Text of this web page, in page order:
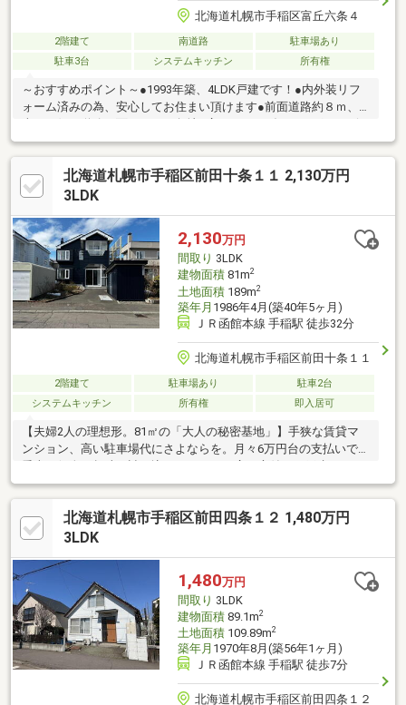
北海道札幌市手稲区富丘六条４
2階建て 南道路
駐車場あり
駐車3台
システムキッチン 所有権
～おすすめポイント～●1993年築、4LDK戸建です！●内外装リフ
ォーム済みの為、安心してお住まい頂けます●前面道路約８ｍ、
ング●幅広い年代の方に嬉しい、和室付●２階洋室には広々とした
収納付●駐車スペース３台可能、来客や複数台持ちの方にも安
心。●２０２６年３月リフォーム完成１階・全室クロス張替え、
床フロアタイル施工・給湯器交換・洗面所交換・キッチン交換・
部クロス張替え・障子張り替え●２０２６年５月リフォーム完成
外壁塗装、屋根板金、塗装
北海道札幌市手稲区前田十条１１ 2,130万円
3LDK
2,130万円
間取り 3LDK
建物面積81m2
土地面積189m2
築年月 1986年4月(築40年5ヶ月)
ＪＲ函館本線 手稲駅 徒歩32分
北海道札幌市手稲区前田十条１１
2階建て 駐車場あり
駐車2台
システムキッチン
所有権 即入居可
【夫婦2人の理想形。81㎡の「大人の秘密基地」】手狭な賃貸マ
ンション、高い駐車場代にさよならを。月々6万円台の支払いで、
リノベ済みの清潔感ある空間は、掃除も楽なジャストサイズ。共
働きの忙しい日々だからこそ、無駄な管理コストを削り「自分た
ちの時間」を最大化する。寝室に加え、夫婦それぞれの個室も持
てる3LDK。浮いた家賃を次の旅や、新しい趣味への投資に。人生
山並みを望む、自由で贅沢な暮らしがここから始まります。
北海道札幌市手稲区前田四条１２ 1,480万円
3LDK
1,480万円
間取り 3LDK
建物面積89.1m2
土地面積109.89m2
築年月 1970年8月(築56年1ヶ月)
ＪＲ函館本線 手稲駅 徒歩7分
北海道札幌市手稲区前田四条１２